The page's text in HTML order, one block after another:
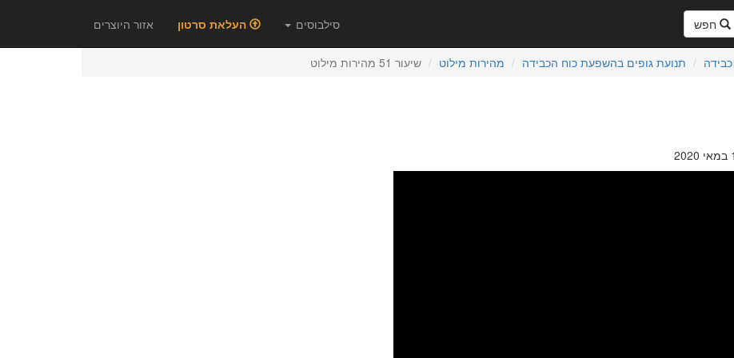
חפש סילבוסים העלאת סרטון אזור היוצרים
כבידה תנועת גופים בהשפעת כוח הכבידה מהירות מילוט שיעור 51 מהירות מילוט